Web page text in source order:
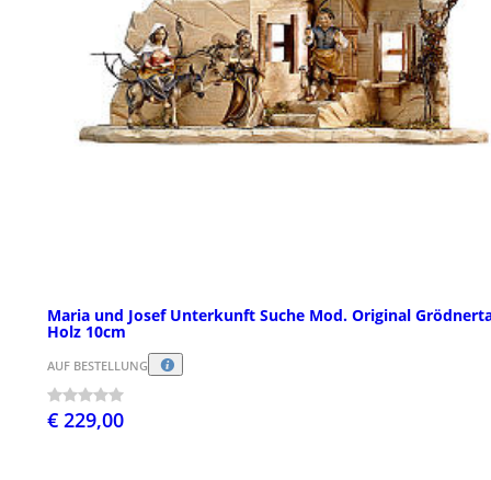
Maria und Josef Unterkunft Suche Mod. Original
Holz 10cm
AUF BESTELLUNG
€ 229,00